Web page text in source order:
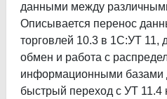
данными между
Описывается перенос
торговлей 10.3 в 1С:УТ 11,
обмен и работа с
информационными базами
быстрый переход с УТ 11.4